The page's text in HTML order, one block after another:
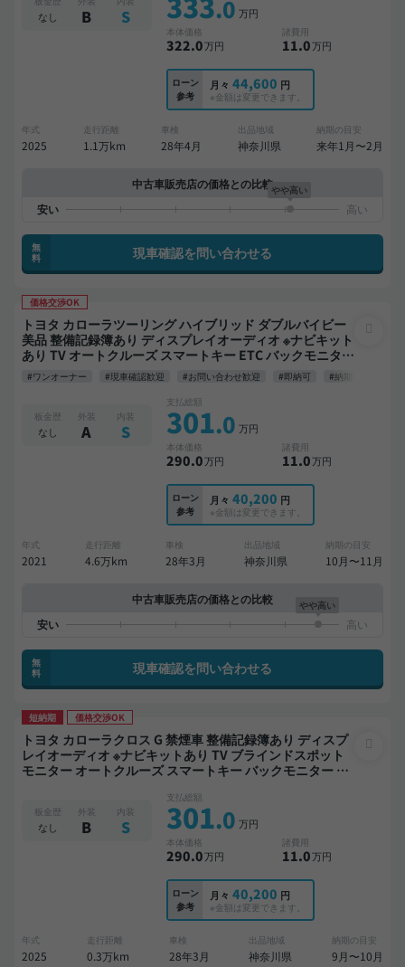
なし B S .0 万円
本体価格
322.0万円
諸費用
11.0万円
ローン
参考
月々 44,600 円
※金額は変更できます。
年式
2025
走行距離
1.1万km
車検
28年4月
出品地域
神奈川県
納期の目安
来年1月〜2月
中古車販売店の価格との比較やや高い
無
料
現車確認を問い合わせる
価格交渉OK
トヨタ カローラツーリング ハイブリッド ダブルバイビー
美品 整備記録簿あり ディスプレイオーディオ ※ナビキット
あり TV オートクルーズ スマートキー ETC バックモニター
ドライブレコーダー フルエアロ 衝突軽減
#ワンオーナー #現車確認歓迎 #お問い合わせ歓迎 #即納可 #納期応相談
板金歴
なし
外装
A
内装
S
支払総額
301.0 万円
本体価格
290.0万円
諸費用
11.0万円
ローン
参考
月々 40,200 円
※金額は変更できます。
年式
2021
走行距離
4.6万km
車検
28年3月
出品地域
神奈川県
納期の目安
10月〜11月
中古車販売店の価格との比較 やや高い
無
料
現車確認を問い合わせる
短納期 価格交渉OK
トヨタ カローラクロス G 禁煙車 整備記録簿あり ディスプ
レイオーディオ ※ナビキットあり TV ブラインドスポット
モニター オートクルーズ スマートキー バックモニター 衝
板金歴
なし
外装
B
内装
S
支払総額
301.0 万円
本体価格
290.0万円
諸費用
11.0万円
ローン
参考
月々 40,200 円
※金額は変更できます。
年式
2025
走行距離
0.3万km
車検
28年3月
出品地域
神奈川県
納期の目安
9月〜10月